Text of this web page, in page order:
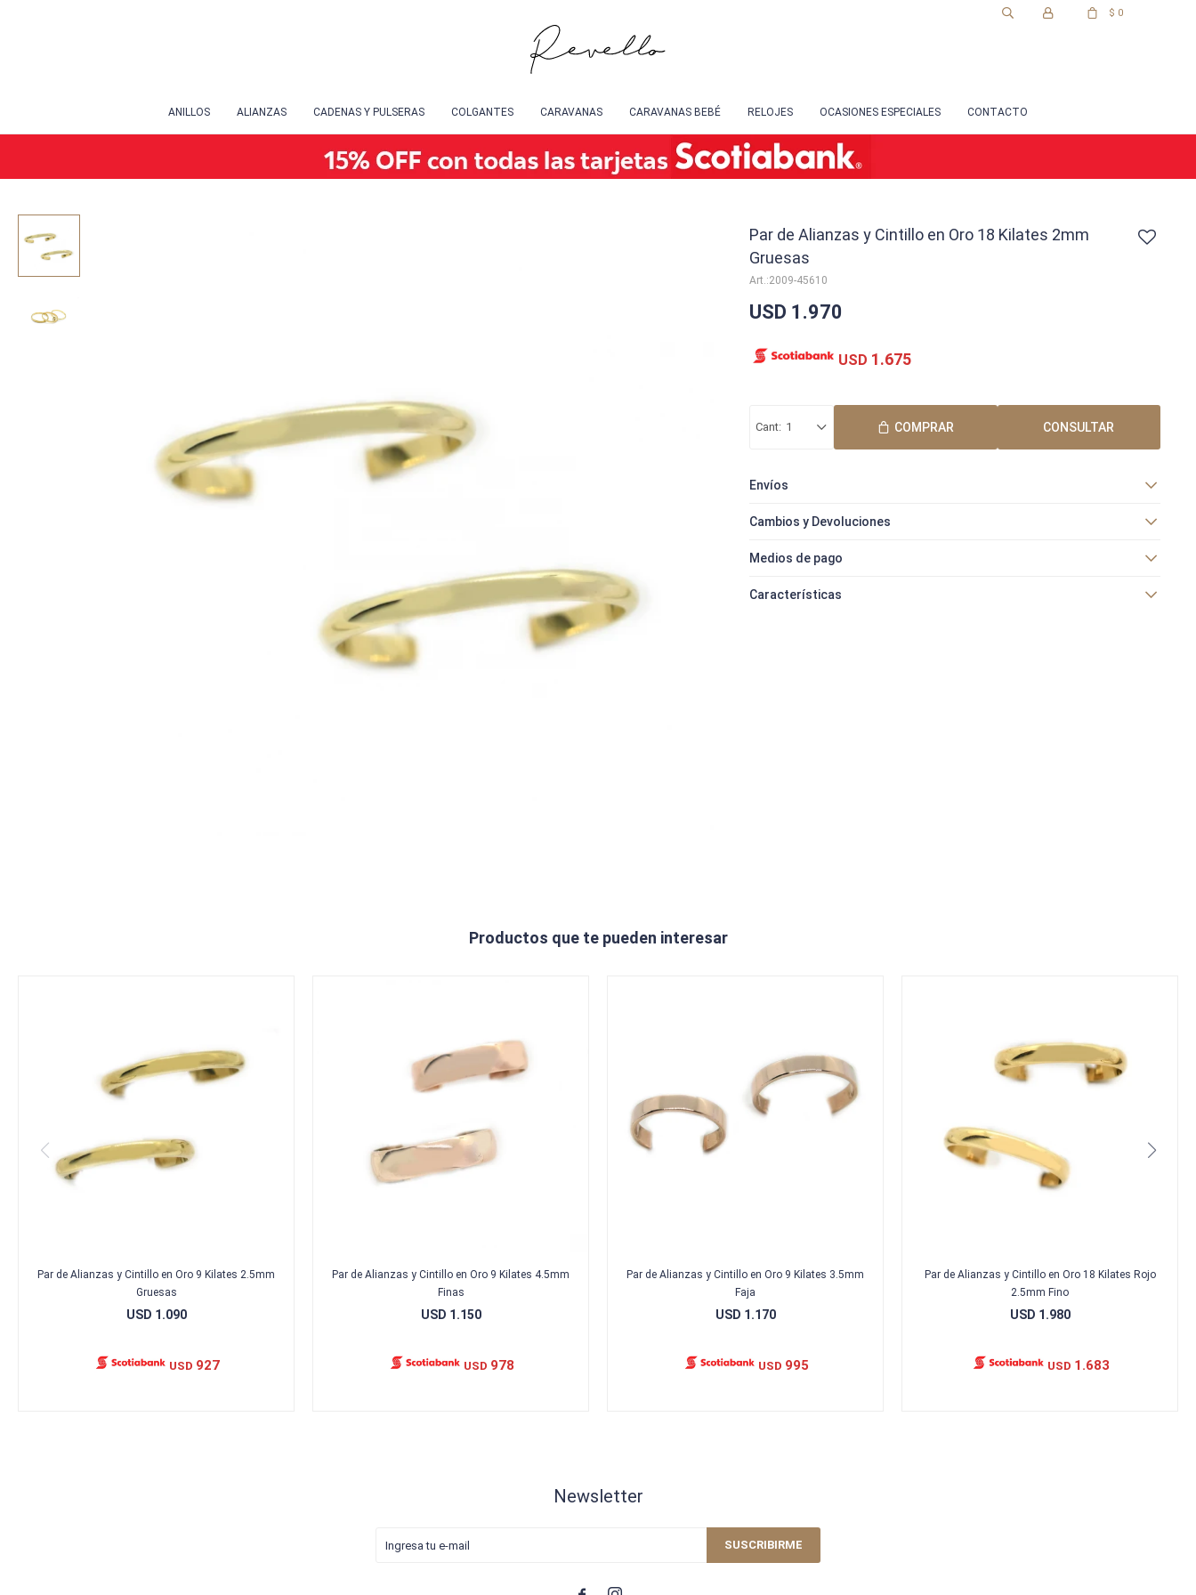
ANILLOS ALIANZAS CADENAS Y PULSERAS COLGANTES CARAVANAS CARAVANAS BEBÉ RELOJES OCASIONES ESPECIALES CONTACTO
$ 0
Par de Alianzas y Cintillo en Oro 18 Kilates 2mm
Gruesas
2009-45610
USD 1.970
USD 1.675
1 COMPRAR CONSULTAR
Envíos
Cambios y Devoluciones
Medios de pago
Características
Productos que te pueden interesar
Par de Alianzas y Cintillo en Oro 9 Kilates 2.5mm
Gruesas
USD 1.090
USD 927
Par de Alianzas y Cintillo en Oro 9 Kilates 4.5mm
Finas
USD 1.150
USD 978
Par de Alianzas y Cintillo en Oro 9 Kilates 3.5mm
Faja
USD 1.170
USD 995
Par de Alianzas y Cintillo en Oro 18 Kilates Rojo
2.5mm Fino
USD 1.980
USD 1.683
Newsletter
SUSCRIBIRME